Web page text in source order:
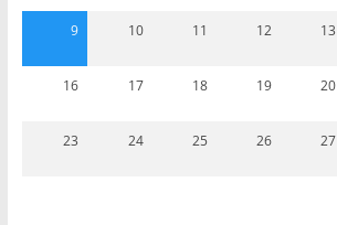
9 10 11 12 13
16 17 18 19 20
23 24 25 26 27